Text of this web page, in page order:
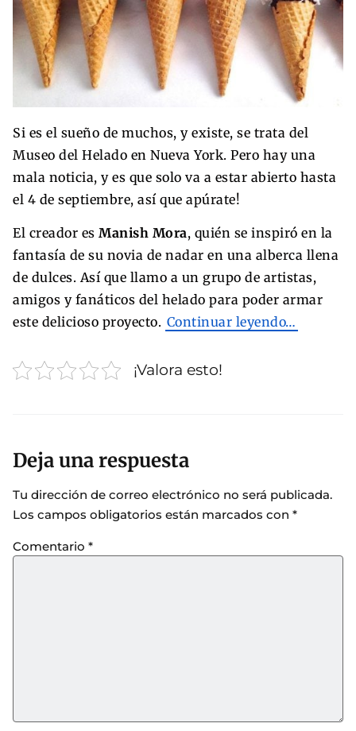
Si es el sueño de muchos, y existe, se trata del
Museo del Helado en Nueva York. Pero hay una
mala noticia, y es que solo va a estar abierto hasta
el 4 de septiembre, así que apúrate!
El creador es Manish Mora, quién se inspiró en la
fantasía de su novia de nadar en una alberca llena
de dulces. Así que llamo a un grupo de artistas,
amigos y fanáticos del helado para poder armar
este delicioso proyecto. Continuar leyendo…
¡Valora esto!
Deja una respuesta
Tu dirección de correo electrónico no será publicada.
Los campos obligatorios están marcados con *
Comentario *